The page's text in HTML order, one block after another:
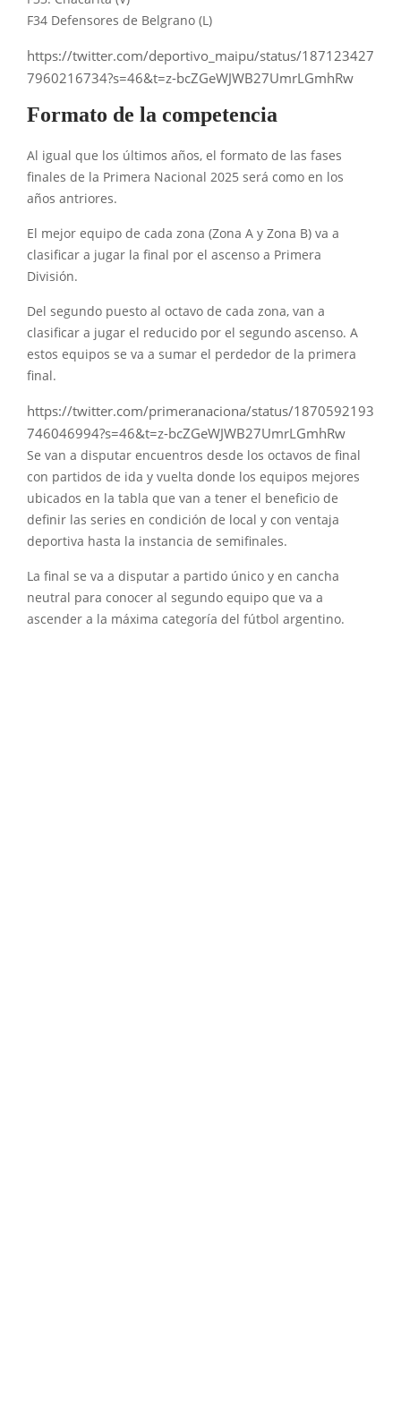
F34 Defensores de Belgrano (L)
https://twitter.com/deportivo_maipu/status/187123427
7960216734?s=46&t=z-bcZGeWJWB27UmrLGmhRw
Formato de la competencia
Al igual que los últimos años, el formato de las fases
finales de la Primera Nacional 2025 será como en los
años antriores.
El mejor equipo de cada zona (Zona A y Zona B) va a
clasificar a jugar la final por el ascenso a Primera
División.
Del segundo puesto al octavo de cada zona, van a
clasificar a jugar el reducido por el segundo ascenso. A
estos equipos se va a sumar el perdedor de la primera
final.
https://twitter.com/primeranaciona/status/1870592193
746046994?s=46&t=z-bcZGeWJWB27UmrLGmhRw
Se van a disputar encuentros desde los octavos de final
con partidos de ida y vuelta donde los equipos mejores
ubicados en la tabla que van a tener el beneficio de
definir las series en condición de local y con ventaja
deportiva hasta la instancia de semifinales.
La final se va a disputar a partido único y en cancha
neutral para conocer al segundo equipo que va a
ascender a la máxima categoría del fútbol argentino.